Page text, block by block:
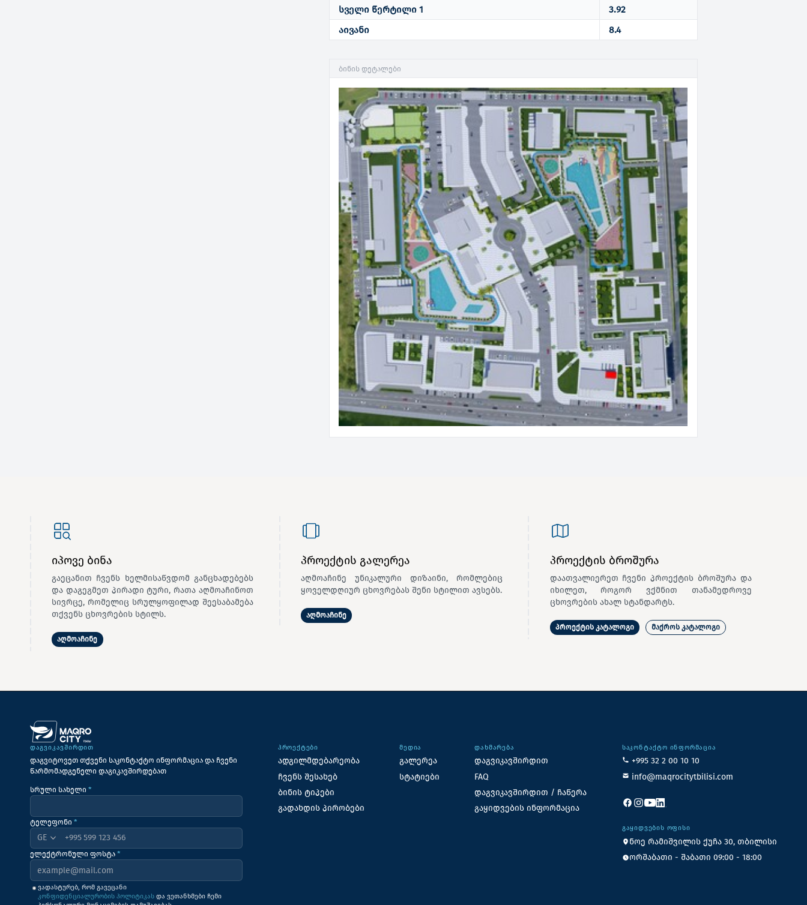
სველი წერტილი 1
3.92
აივანი
8.4
ბინის დეტალები
იპოვე ბინა
გაეცანით ჩვენს ხელმისაწვდომ განცხადებებს
და დაგეგმეთ პირადი ტური, რათა აღმოაჩინოთ
სივრცე, რომელიც სრულყოფილად შეესაბამება
თქვენს ცხოვრების სტილს.
აღმოაჩინე
პროექტის გალერეა
აღმოაჩინე უნიკალური დიზაინი, რომლებიც
ყოველდღიურ ცხოვრებას შენი სტილით ავსებს.
აღმოაჩინე
პროექტის ბროშურა
დაათვალიერეთ ჩვენი პროექტის ბროშურა და
იხილეთ, როგორ ვქმნით თანამედროვე
ცხოვრების ახალ სტანდარტს.
პროექტის კატალოგი მაქროს კატალოგი
ᲓᲐᲒᲕᲘᲙᲐᲕᲨᲘᲠᲓᲘᲗ
დაგვიტოვეთ თქვენი საკონტაქტო ინფორმაცია და ჩვენი
წარმომადგენელი დაგიკავშირდებათ
სრული სახელი *
ტელეფონი *
+995
ელექტრონული ფოსტა *
ვადასტურებ, რომ გავეცანი
კონფიდენციალურობის პოლიტიკას და ვეთანხმები ჩემი
ᲞᲠᲝᲔᲥᲢᲔᲑᲘ
ადგილმდებარეობა
ჩვენს შესახებ
ბინის ტიპები
გადახდის პირობები
ᲛᲔᲓᲘᲐ
გალერეა
სტატიები
ᲓᲐᲮᲛᲐᲠᲔᲑᲐ
დაგვიკავშირდით
FAQ
დაგვიკავშირდით / ჩაწერა
გაყიდვების ინფორმაცია
ᲡᲐᲙᲝᲜᲢᲐᲥᲢᲝ ᲘᲜᲤᲝᲠᲛᲐᲪᲘᲐ
+995 32 2 00 10 10
info@maqrocitytbilisi.com
ᲒᲐᲧᲘᲓᲕᲔᲑᲘᲡ ᲝᲤᲘᲡᲘ
ნოე რამიშვილის ქუჩა 30, თბილისი
ორშაბათი - შაბათი 09:00 - 18:00